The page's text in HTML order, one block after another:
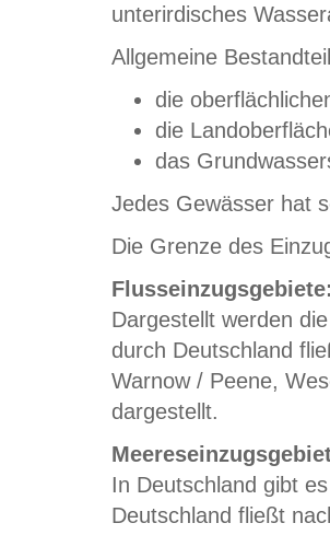
unterirdisches
Allgemeine
die
die
das
Jedes Gewässer hat
Die Grenze des
Dargestellt werden
durch Deutschland
Warnow / Peene,
dargestellt.
In Deutschland gibt
Deutschland fließt